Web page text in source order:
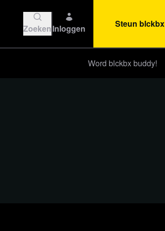
ZoekenInloggen Steun blckbx
Word blckbx buddy!